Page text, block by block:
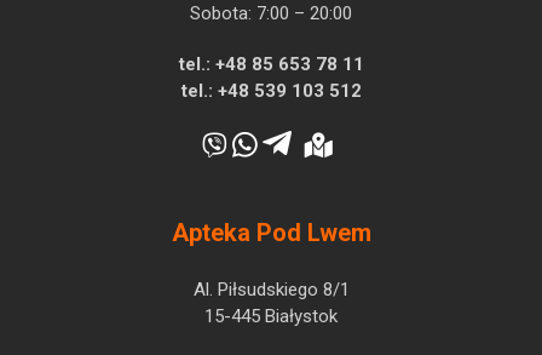
Sobota: 7:00 – 20:00
tel.: +48 85 653 78 11
tel.: +48 539 103 512
Apteka Pod Lwem
Al. Piłsudskiego 8/1
15-445 Białystok